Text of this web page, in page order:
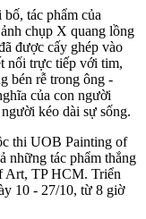
tác phẩm của
chụp X quang lồng
được cấy ghép vào
nối trực tiếp với tim,
bén rễ trong ông -
của con người
kéo dài sự sống.
thi UOB Painting of
những tác phẩm thắng
Art, TP HCM. Triển
10 - 27/10, từ 8 giờ